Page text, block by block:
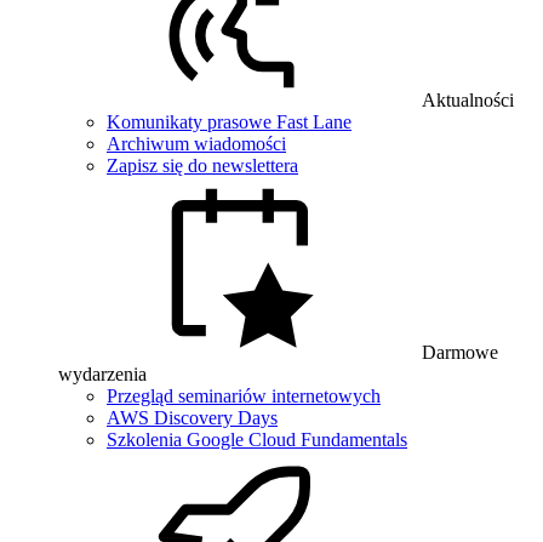
Aktualności
Komunikaty prasowe Fast Lane
Archiwum wiadomości
Zapisz się do newslettera
Darmowe
wydarzenia
Przegląd seminariów internetowych
AWS Discovery Days
Szkolenia Google Cloud Fundamentals